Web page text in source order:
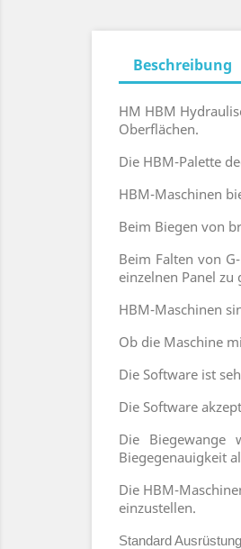
Beschreibung
HM HBM
Oberflächen.
Die HBM-Palette
HBM-Maschinen
Beim Biegen von
Beim Falten von
einzelnen Panel zu
HBM-Maschinen
Ob die Maschine
Die Software ist
Die Software
Die Biegewange
Biegegenauigkeit
Die HBM-
einzustellen.
Standard